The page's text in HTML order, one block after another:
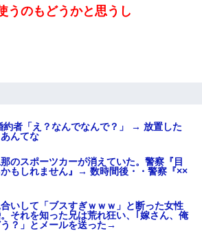
うのもどうかと思うし
約者「え？なんでなんで？」 → 放置した
あんてな
那のスポーツカーが消えていた。警察『目
もしれません』→ 数時間後・・警察『××
合いして「ブスすぎｗｗｗ」と断った女性
それを知った兄は荒れ狂い、｢嫁さん、俺
？」とメールを送った→